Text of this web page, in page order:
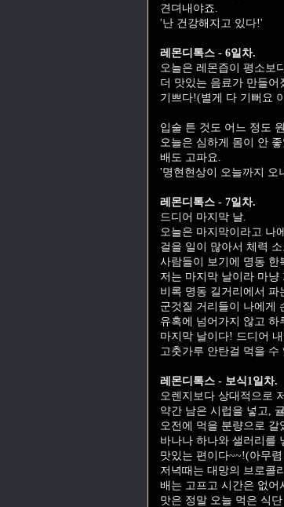
견뎌내야죠.
'난 건강해지고 있다!'
레몬디톡스 - 6일차.
오늘은 레몬즙이 평소보
더 맛있는 음료가 만들어
기쁘다!(별게 다 기뻐요
입술 튼 것도 어느 정도
오늘은 심하게 몸이 안
배도 고파요.
'명현현상이 오늘까지 오
레몬디톡스 - 7일차.
드디어 마지막 날.
오늘은 마지막이라고 나
걸을 일이 많아서 체력
사람들이 보기에 명동 한
저는 마지막 날이라 마냥
비록 명동 길거리에서
군것질 거리들이 나에게
유혹에 넘어가지 않고 하
마지막 날이다! 드디어
고춧가루 안탄걸 먹을 수
레몬디톡스 - 보식1일차.
오렌지보다 상대적으로
약간 남은 시럽을 넣고,
오전에 먹을 분량으로
바나나 하나와 샐러리를
맛있는 편이다~~!(아무
저녁때는 대망의 브로콜
배는 고프고 시간은 없어
맛은 정말 오늘 먹은 식